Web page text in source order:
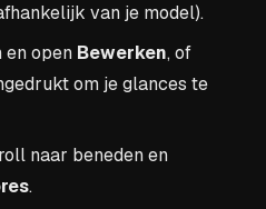
van je model).
en open Bewerken, of
om je glances te
naar beneden en
.